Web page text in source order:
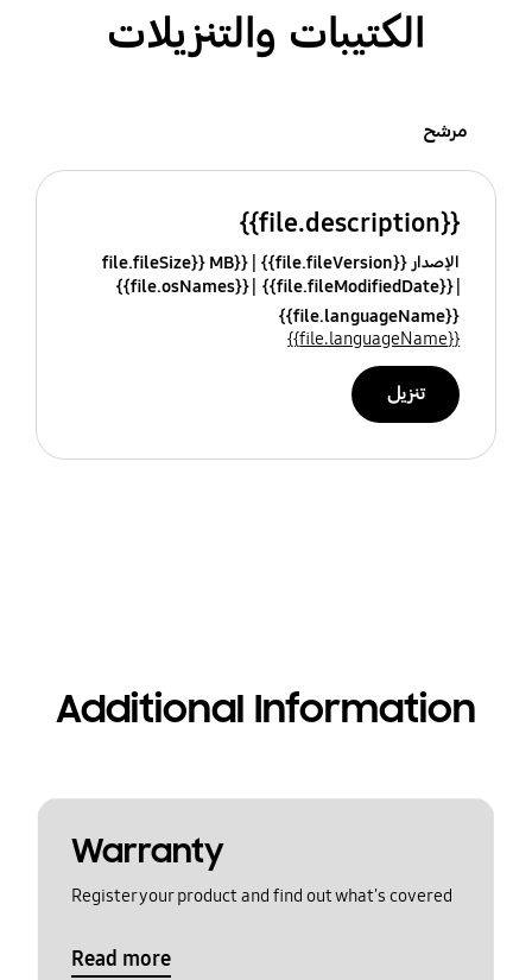
الكتيبات والتنزيلات
مرشح
{{file.description}}
الإصدار {{file.fileVersion}}
{{file.fileSize}} MB
{{file.fileModifiedDate}}
{{file.osNames}}
{{file.languageName}}
{{file.languageName}}
تنزيل
Additional Information
Warranty
Register your product and find out what's covered
Read more